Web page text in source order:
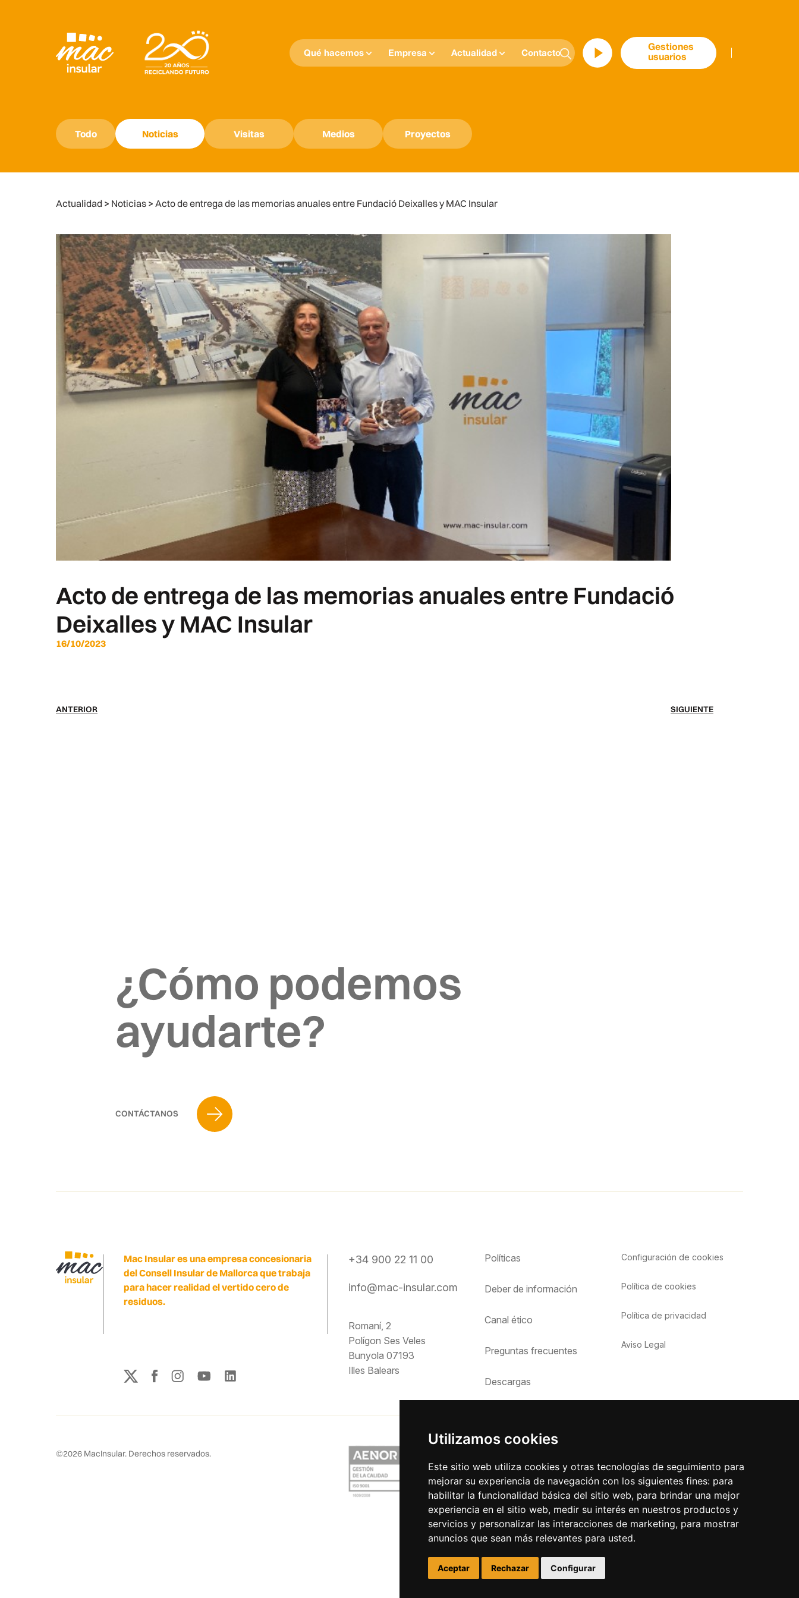
Utilizamos cookies
Este sitio web utiliza cookies y otras tecnologías de seguimiento para
mejorar su experiencia de navegación con los siguientes fines: para
habilitar la funcionalidad básica del sitio web, para brindar una mejor
experiencia en el sitio web, medir su interés en nuestros productos y
servicios y personalizar las interacciones de marketing, para mostrar
anuncios que sean más relevantes para usted.
Aceptar Rechazar Configurar
Qué hacemos Empresa Actualidad Contacto
Gestiones
usuarios
Todo Noticias Visitas Medios Proyectos
Actualidad > Noticias > Acto de entrega de las memorias anuales entre Fundació Deixalles y MAC Insular
Acto de entrega de las memorias anuales entre Fundació
Deixalles y MAC Insular
16/10/2023
ANTERIOR SIGUIENTE
¿Cómo podemos
ayudarte?
CONTÁCTANOS
Mac Insular es una empresa concesionaria
del Consell Insular de Mallorca que trabaja
para hacer realidad el vertido cero de
residuos.
+34 900 22 11 00
info@mac-insular.com
Romaní, 2
Polígon Ses Veles
Bunyola 07193
Illes Balears
Políticas
Deber deinformación
Canal ético
Preguntasfrecuentes
Descargas
Configuración de cookies
Política de cookies
Política de privacidad
Aviso Legal
©2026 MacInsular. Derechos reservados.